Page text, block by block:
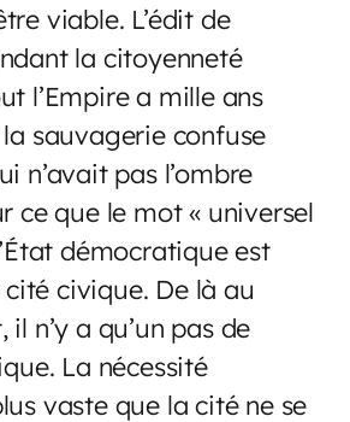
viable. L’édit de
la citoyenneté
l’Empire a mille ans
la sauvagerie confuse
n’avait pas l’ombre
ce que le mot « universel
démocratique est
cité civique. De là au
n’y a qu’un pas de
La nécessité
vaste que la cité ne se